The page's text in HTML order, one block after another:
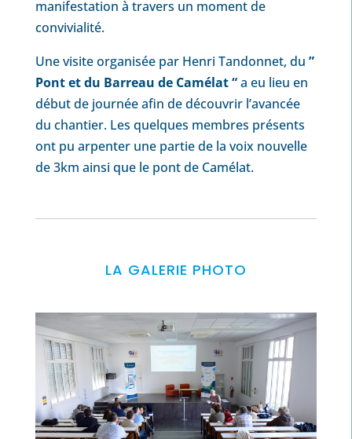
manifestation à travers un moment de
convivialité.
Une visite organisée par Henri Tandonnet, du ”
Pont et du Barreau de Camélat “a eu lieu en
début de journée afin de découvrir l’avancée
du chantier. Les quelques membres présents
ont pu arpenter une partie de la voix nouvelle
de 3km ainsi que le pont de Camélat.
LA GALERIE PHOTO